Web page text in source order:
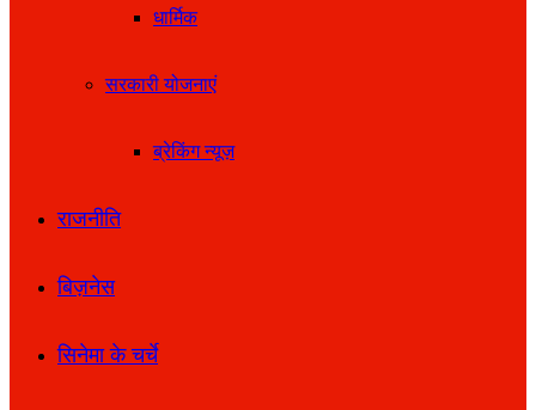
धार्मिक
सरकारी योजनाएं
ब्रेकिंग न्यूज़
राजनीति
बिज़नेस
सिनेमा के चर्चे